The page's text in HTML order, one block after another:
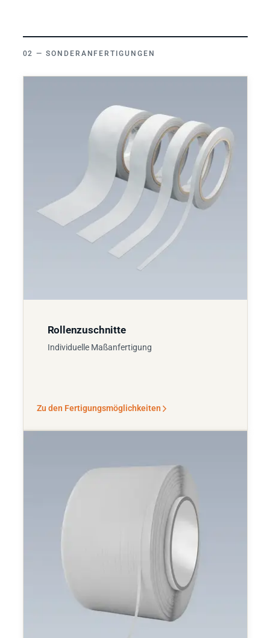
SONDERANFERTIGUNGEN
Rollenzuschnitte
Individuelle Maßanfertigung
Zu den Fertigungsmöglichkeiten